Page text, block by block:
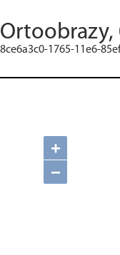
Ortoobrazy,
8ce6a3c0-1765-11e6-
+
−